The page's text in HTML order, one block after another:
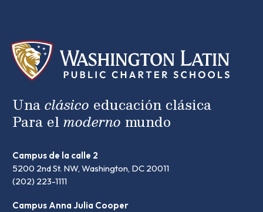
Unaclásico educación clásica
Para elmoderno mundo
Campus de la calle 2
5200 2nd St. NW, Washington, DC 20011
(202) 223-1111
Campus Anna Julia Cooper